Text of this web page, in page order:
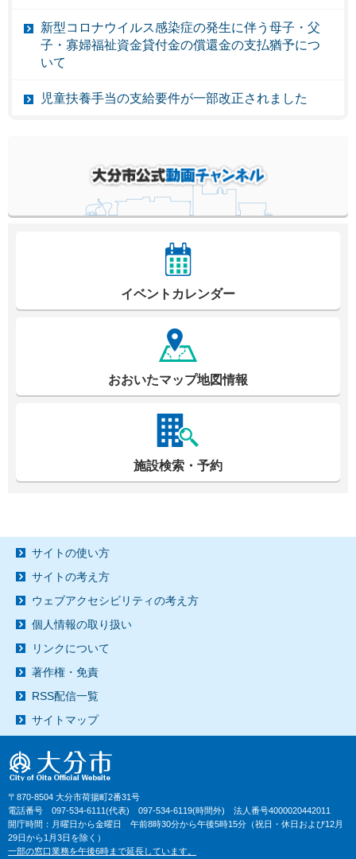
新型コロナウイルス感染症の発生に伴う母子・父
子・寡婦福祉資金貸付金の償還金の支払猶予につ
いて
児童扶養手当の支給要件が一部改正されました
イベントカレンダー
おおいたマップ地図情報
施設検索・予約
サイトの使い方
サイトの考え方
ウェブアクセシビリティの考え方
個人情報の取り扱い
リンクについて
著作権・免責
RSS配信一覧
サイトマップ
〒870-8504 大分市荷揚町2番31号
電話番号 097-534-6111(代表) 097-534-6119(時間外) 法人番号4000020442011
開庁時間：月曜日から金曜日 午前8時30分から午後5時15分（祝日・休日および12月
29日から1月3日を除く）
一部の窓口業務を午後6時まで延長しています。